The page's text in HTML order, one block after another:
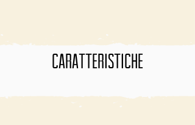
CARATTERISTICHE